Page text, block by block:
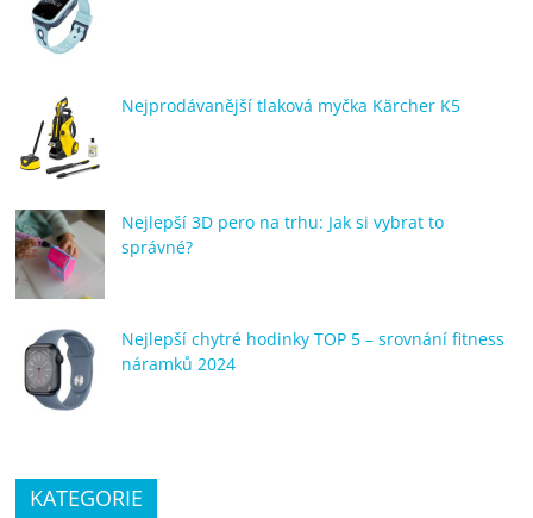
Nejprodávanější tlaková myčka Kärcher K5
Nejlepší 3D pero na trhu: Jak si vybrat to
správné?
Nejlepší chytré hodinky TOP 5 – srovnání fitness
náramků 2024
KATEGORIE